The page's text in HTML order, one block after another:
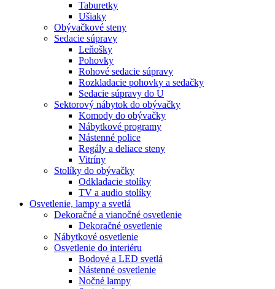
Taburetky
Ušiaky
Obývačkové steny
Sedacie súpravy
Leňošky
Pohovky
Rohové sedacie súpravy
Rozkladacie pohovky a sedačky
Sedacie súpravy do U
Sektorový nábytok do obývačky
Komody do obývačky
Nábytkové programy
Nástenné police
Regály a deliace steny
Vitríny
Stolíky do obývačky
Odkladacie stolíky
TV a audio stolíky
Osvetlenie, lampy a svetlá
Dekoračné a vianočné osvetlenie
Dekoračné osvetlenie
Nábytkové osvetlenie
Osvetlenie do interiéru
Bodové a LED svetlá
Nástenné osvetlenie
Nočné lampy